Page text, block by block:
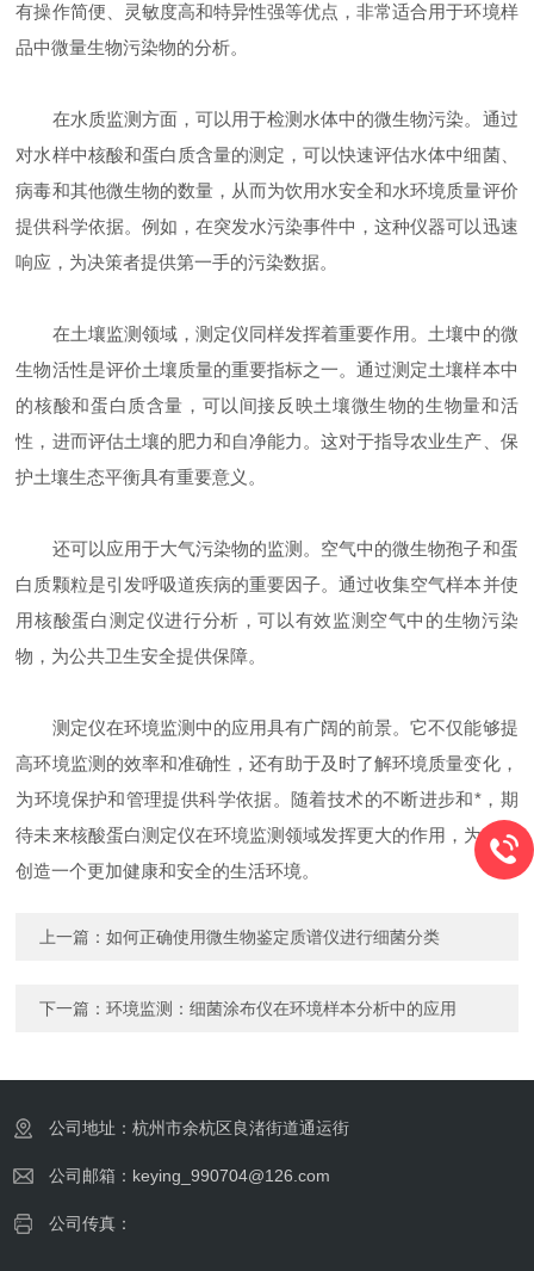
有操作简便、灵敏度高和特异性强等优点，非常适合用于环境样
品中微量生物污染物的分析。
在水质监测方面，可以用于检测水体中的微生物污染。通过
对水样中核酸和蛋白质含量的测定，可以快速评估水体中细菌、
病毒和其他微生物的数量，从而为饮用水安全和水环境质量评价
提供科学依据。例如，在突发水污染事件中，这种仪器可以迅速
响应，为决策者提供第一手的污染数据。
在土壤监测领域，测定仪同样发挥着重要作用。土壤中的微
生物活性是评价土壤质量的重要指标之一。通过测定土壤样本中
的核酸和蛋白质含量，可以间接反映土壤微生物的生物量和活
性，进而评估土壤的肥力和自净能力。这对于指导农业生产、保
护土壤生态平衡具有重要意义。
还可以应用于大气污染物的监测。空气中的微生物孢子和蛋
白质颗粒是引发呼吸道疾病的重要因子。通过收集空气样本并使
用核酸蛋白测定仪进行分析，可以有效监测空气中的生物污染
物，为公共卫生安全提供保障。
测定仪在环境监测中的应用具有广阔的前景。它不仅能够提
高环境监测的效率和准确性，还有助于及时了解环境质量变化，
为环境保护和管理提供科学依据。随着技术的不断进步和*，期
待未来核酸蛋白测定仪在环境监测领域发挥更大的作用，为人类
创造一个更加健康和安全的生活环境。
上一篇：如何正确使用微生物鉴定质谱仪进行细菌分类
下一篇：环境监测：细菌涂布仪在环境样本分析中的应用
公司地址：杭州市余杭区良渚街道通运街
公司邮箱：keying_990704@126.com
公司传真：